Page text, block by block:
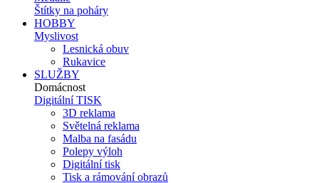
Štítky na poháry
HOBBY
Myslivost
Lesnická obuv
Rukavice
SLUŽBY
Domácnost
Digitální TISK
3D reklama
Světelná reklama
Malba na fasádu
Polepy výloh
Digitální tisk
Tisk a rámování obrazů